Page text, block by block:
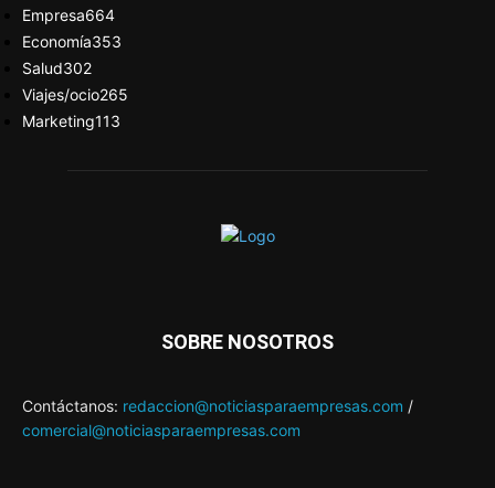
Empresa664
Economía353
Salud302
Viajes/ocio265
Marketing113
SOBRE NOSOTROS
Contáctanos: redaccion@noticiasparaempresas.com /
comercial@noticiasparaempresas.com